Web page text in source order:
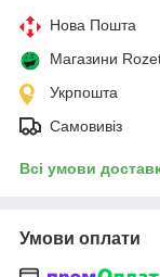
Нова Пошта
Магазини
Укрпошта
Самовивіз
Всі умови
Умови оплати